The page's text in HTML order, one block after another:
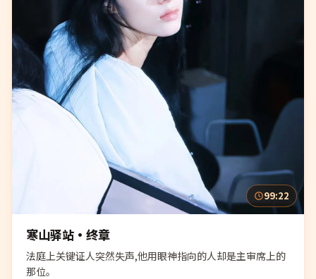
99:22
寒山驿站·终章
法庭上关键证人突然失声,他用眼神指向的人却是主审席上的
那位。